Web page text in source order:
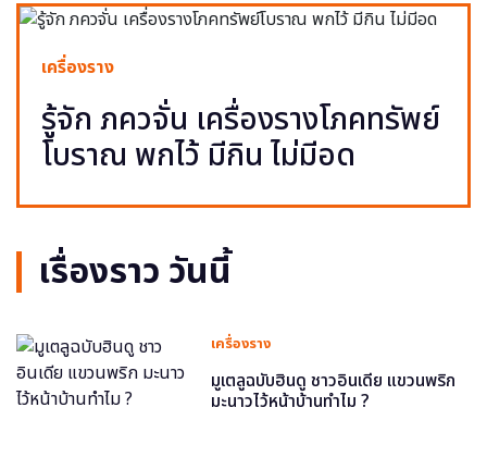
เครื่องราง
รู้จัก ภควจั่น เครื่องรางโภคทรัพย์
โบราณ พกไว้ มีกิน ไม่มีอด
เรื่องราว วันนี้
เครื่องราง
มูเตลูฉบับฮินดู ชาวอินเดีย แขวนพริก
มะนาวไว้หน้าบ้านทำไม ?